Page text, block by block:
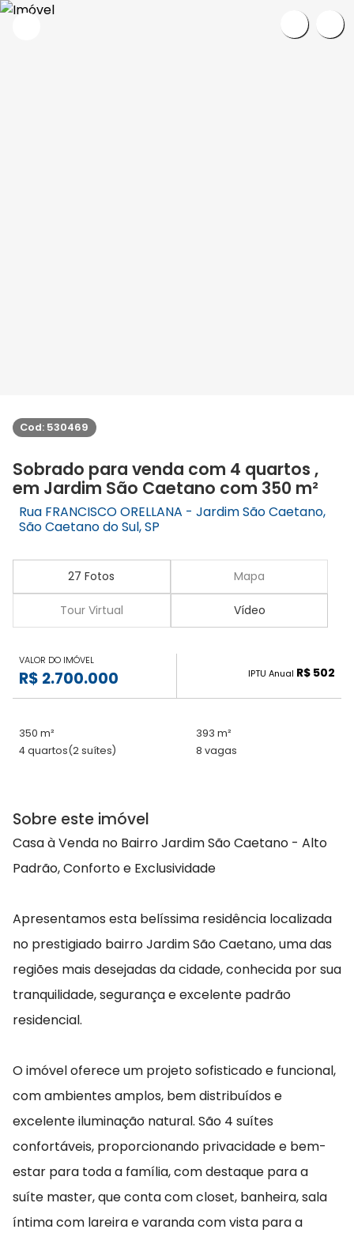
Cod: 530469
Sobrado para venda com 4 quartos ,
em Jardim São Caetano com 350 m²
Rua FRANCISCO ORELLANA - Jardim São Caetano,
São Caetano do Sul, SP
27 Fotos Mapa
Tour Virtual Vídeo
VALOR DO IMÓVEL
R$ 2.700.000 IPTU Anual R$ 502
350 m²
393 m²
4 quartos(2 suítes) 8 vagas
Sobre este imóvel
Casa à Venda no Bairro Jardim São Caetano - Alto
Padrão, Conforto e Exclusividade
Apresentamos esta belíssima residência localizada
no prestigiado bairro Jardim São Caetano, uma das
regiões mais desejadas da cidade, conhecida por sua
tranquilidade, segurança e excelente padrão
residencial.
O imóvel oferece um projeto sofisticado e funcional,
com ambientes amplos, bem distribuídos e
excelente iluminação natural. São 4 suítes
confortáveis, proporcionando privacidade e bem-
estar para toda a família, com destaque para a
suíte master, que conta com closet, banheira, sala
íntima com lareira e varanda com vista para a